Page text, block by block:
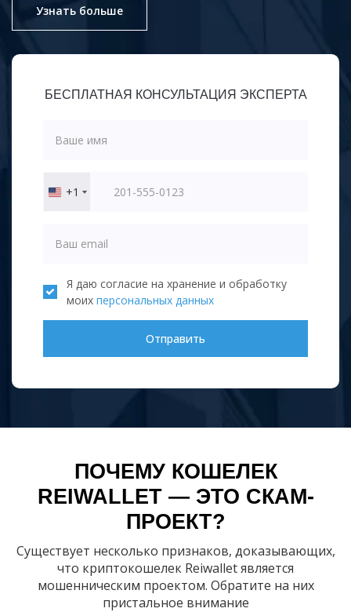
Узнать больше
БЕСПЛАТНАЯ КОНСУЛЬТАЦИЯ ЭКСПЕРТА
United
+1
Я даю согласие на хранение и обработку
моих персональных данных
Отправить
ПОЧЕМУ КОШЕЛЕК
REIWALLET — ЭТО СКАМ-
ПРОЕКТ?
Существует несколько признаков, доказывающих,
что криптокошелек Reiwallet является
мошенническим проектом. Обратите на них
пристальное внимание